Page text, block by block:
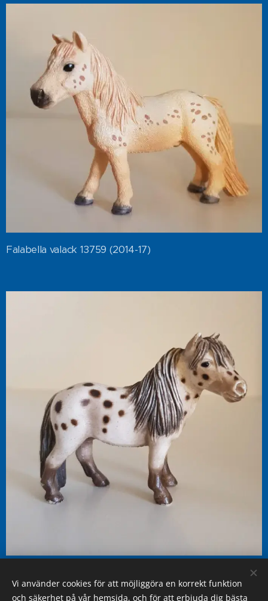
Falabella valack 13759 (2014-17)
Vi använder cookies för att möjliggöra en korrekt funktion
och säkerhet på vår hemsida, och för att erbjuda dig bästa